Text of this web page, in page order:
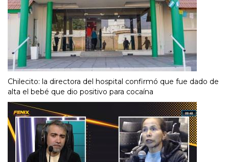
Chilecito: la directora del hospital confirmó que fue dado de
alta el bebé que dio positivo para cocaína